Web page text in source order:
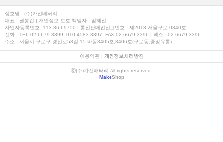
상호명 : (주)가진배터리
대표 : 권봉갑 | 개인정보 보호 책임자 : 엄혜진
사업자등록번호 :113-86-69750 | 통신판매업신고번호 : 제2013-서울구로-0340호
전화 : TEL 02-6679-3399, 010-4583-3397, FAX 02-6679-3396 | 팩스 : 02-6679-3396
주소 : 서울시 구로구 경인로53길 15 바동3405호,3406호(구로동,중앙유통)
이용약관| 개인정보처리방침
ⓒ(주)가진배터리 All rights reserved.
MakeShop